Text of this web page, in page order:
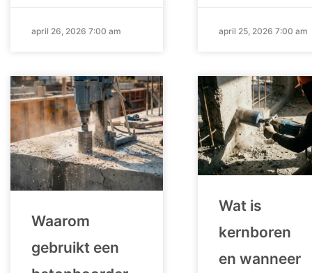
april 26, 2026 7:00 am april 25, 2026 7:00 am
Waarom
gebruikt een
Wat is
kernboren
en wanneer